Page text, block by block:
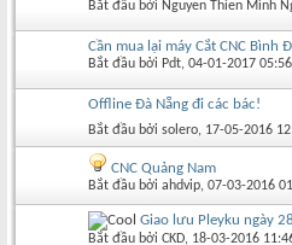
Bắt đầu bởi Nguyen Thien Minh
Cần mua lại máy Cắt CNC Bình
Bắt đầu bởi Pdt‎, 04-01-2017
Offline Đà Nẵng đi các bác!
Bắt đầu bởi solero‎, 17-05-2016
CNC Quảng Nam
Bắt đầu bởi ahdvip‎, 07-03-2016
Giao lưu Pleyku ngày
Bắt đầu bởi CKD‎, 18-03-2016